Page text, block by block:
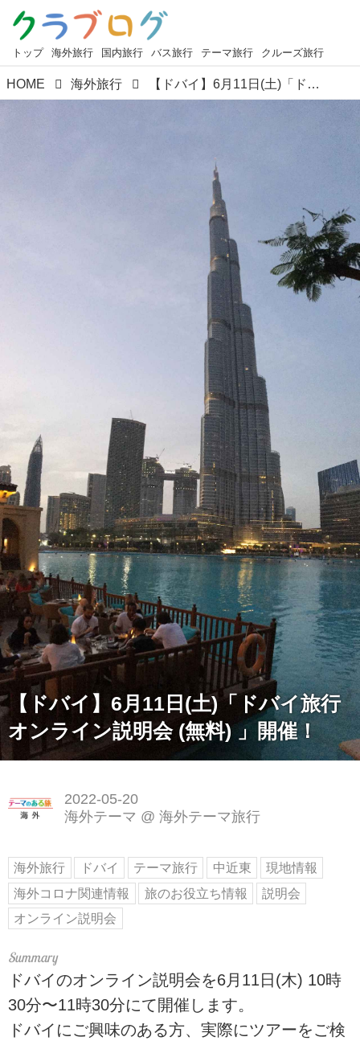
トップ 海外旅行 国内旅行 バス旅行 テーマ旅行 クルーズ旅行
HOME 海外旅行 【ドバイ】6月11日(土)「ドバイ旅行オンライン説明会 (無料) 」開催！
【ドバイ】6月11日(土)「ドバイ旅行
オンライン説明会 (無料) 」開催！
2022-05-20
海外テーマ @ 海外テーマ旅行
海外旅行 ドバイ テーマ旅行 中近東
現地情報
海外コロナ関連情報
旅のお役立ち情報
説明会
オンライン説明会
ドバイのオンライン説明会を6月11日(木) 10時
30分〜11時30分にて開催します。
ドバイにご興味のある方、実際にツアーをご検